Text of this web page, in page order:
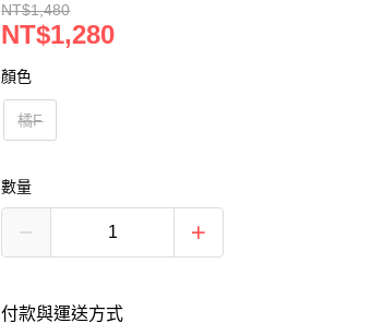
NT$1,480
NT$1,280
顏色
橘F
數量
付款與運送方式